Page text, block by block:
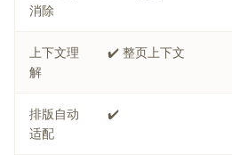
消除
上下文理
解
✔️ 整页上下文
排版自动
适配
✔️